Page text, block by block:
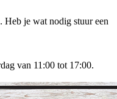
Heb je wat nodig stuur een
van 11:00 tot 17:00.